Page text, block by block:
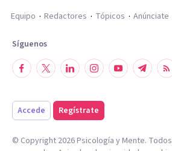
Equipo
Redactores Tópicos Anúnciate
Síguenos
Accede Regístrate
© Copyright 2026Psicología y Mente.